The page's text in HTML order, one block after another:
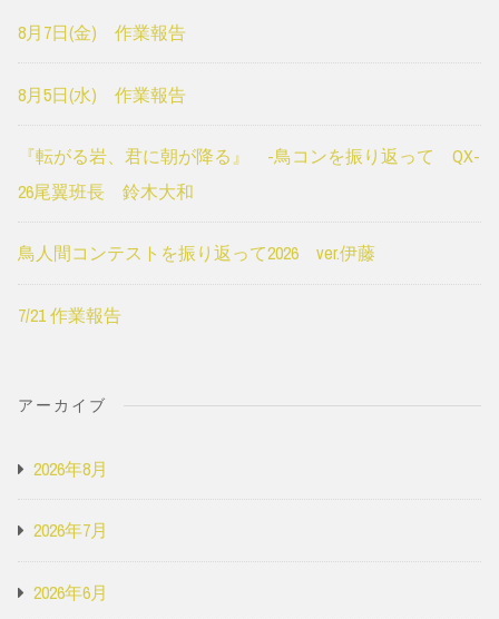
8月7日(金) 作業報告
8月5日(水) 作業報告
『転がる岩、君に朝が降る』 -鳥コンを振り返って QX-
26尾翼班長 鈴木大和
鳥人間コンテストを振り返って2026 ver.伊藤
7/21 作業報告
アーカイブ
2026年8月
2026年7月
2026年6月